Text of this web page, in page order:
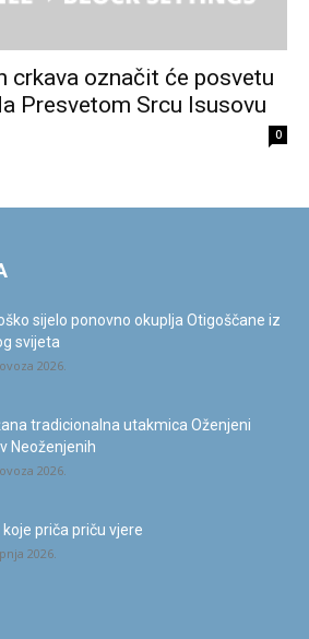
crkava označit će posvetu
Presvetom Srcu Isusovu
0
sijelo ponovno okuplja Otigoščane iz
svijeta
2026.
tradicionalna utakmica Oženjeni
Neoženjenih
2026.
koje priča priču vjere
2026.